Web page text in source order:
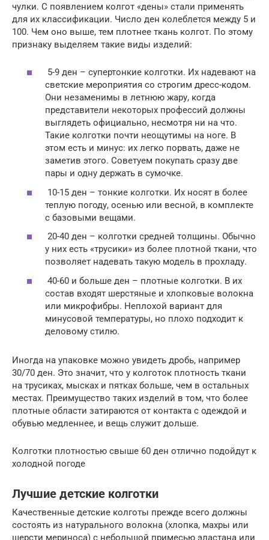
чулки. С появлением колгот «дены» стали применять
для их классификации. Число ден колеблется между 5 и
100. Чем оно выше, тем плотнее ткань колгот. По этому
признаку выделяем такие виды изделий:
5-9 ден – супертонкие колготки. Их надевают на
светские мероприятия со строгим дресс-кодом.
Они незаменимы в летнюю жару, когда
представители некоторых профессий должны
выглядеть официально, несмотря ни на что.
Такие колготки почти неощутимы на ноге. В
этом есть и минус: их легко порвать, даже не
заметив этого. Советуем покупать сразу две
пары и одну держать в сумочке.
10-15 ден – тонкие колготки. Их носят в более
теплую погоду, осенью или весной, в комплекте
с базовыми вещами.
20-40 ден – колготки средней толщины. Обычно
у них есть «трусики» из более плотной ткани, что
позволяет надевать такую модель в прохладу.
40-60 и больше ден – плотные колготки. В их
состав входят шерстяные и хлопковые волокна
или микрофибры. Неплохой вариант для
минусовой температуры, но плохо подходит к
деловому стилю.
Иногда на упаковке можно увидеть дробь, например
30/70 ден. Это значит, что у колготок плотность ткани
на трусиках, мысках и пятках больше, чем в остальных
местах. Преимущество таких изделий в том, что более
плотные области затираются от контакта с одеждой и
обувью медленнее, и вещь служит дольше.
Колготки плотностью свыше 60 ден отлично подойдут к
холодной погоде
Лучшие детские колготки
Качественные детские колготы прежде всего должны
состоять из натурального волокна (хлопка, махры или
шерсти мериноса) с небольшой примесью эластана или